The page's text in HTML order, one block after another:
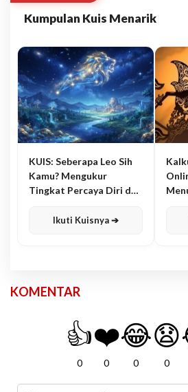
Kumpulan Kuis Menarik
KUIS: Seberapa Leo Sih
Kamu? Mengukur
Tingkat Percaya Diri dan
Ikuti Kuisnya ➔
KOMENTAR
👍
0
❤️
0
😂
0
😧
0